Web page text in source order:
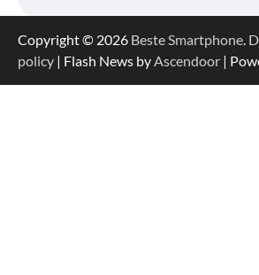
Copyright © 2026 Beste Smartphone
policy | Flash News by Ascendoor |